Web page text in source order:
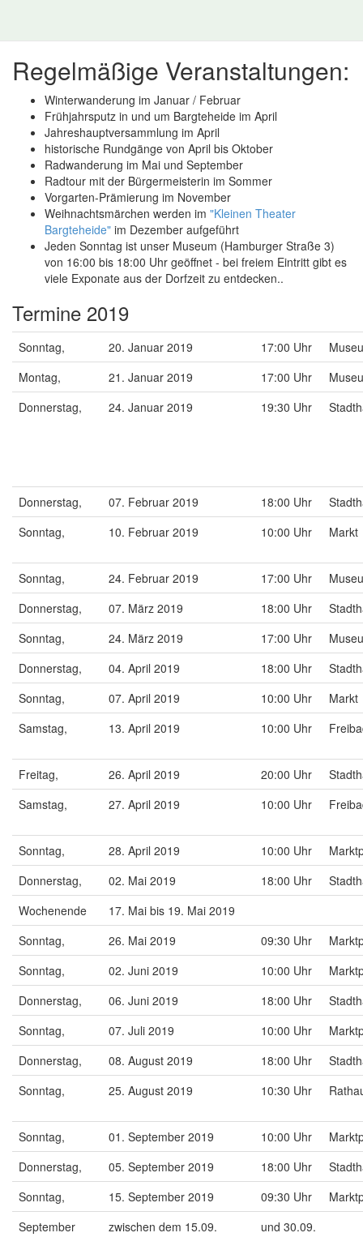
Regelmäßige Veranstaltungen:
Winterwanderung im Januar / Februar
Frühjahrsputz in und um Bargteheide im April
Jahreshauptversammlung im April
historische Rundgänge von April bis Oktober
Radwanderung im Mai und September
Radtour mit der Bürgermeisterin im Sommer
Vorgarten-Prämierung im November
Weihnachtsmärchen werden im "Kleinen Theater
Bargteheide" im Dezember aufgeführt
Jeden Sonntag ist unser Museum (Hamburger Straße 3)
von 16:00 bis 18:00 Uhr geöffnet - bei freiem Eintritt gibt es
viele Exponate aus der Dorfzeit zu entdecken..
Termine 2019
Sonntag, 20. Januar 2019 17:00 Uhr
Montag,
21. Januar 2019 17:00 Uhr
Donnerstag,
24. Januar 2019 19:30 Uhr
Donnerstag, 07. Februar 2019 18:00 Uhr
Sonntag,
10. Februar 2019 10:00 Uhr Markt
Sonntag, 24. Februar 2019 17:00 Uhr
Donnerstag,
07. März 2019 18:00 Uhr
Sonntag,
24. März 2019 17:00 Uhr
Donnerstag,
04. April 2019 18:00 Uhr
Sonntag,
07. April 2019 10:00 Uhr
Markt
Samstag,
13. April 2019 10:00 Uhr
Freitag, 26. April 2019 20:00 Uhr
Samstag,
27. April 2019 10:00 Uhr
Sonntag, 28. April 2019 10:00 Uhr
Donnerstag,
02. Mai 2019 18:00 Uhr
Wochenende
17. Mai bis 19. Mai 2019
Sonntag,
26. Mai 2019 09:30 Uhr
Sonntag,
02. Juni 2019 10:00 Uhr
Donnerstag,
06. Juni 2019 18:00 Uhr
Sonntag,
07. Juli 2019 10:00 Uhr
Donnerstag,
08. August 2019 18:00 Uhr
Sonntag,
25. August 2019 10:30 Uhr
Sonntag, 01. September 2019 10:00 Uhr
Donnerstag,
05. September 2019 18:00 Uhr
Sonntag,
15. September 2019 09:30 Uhr
September
zwischen dem 15.09. und 30.09.